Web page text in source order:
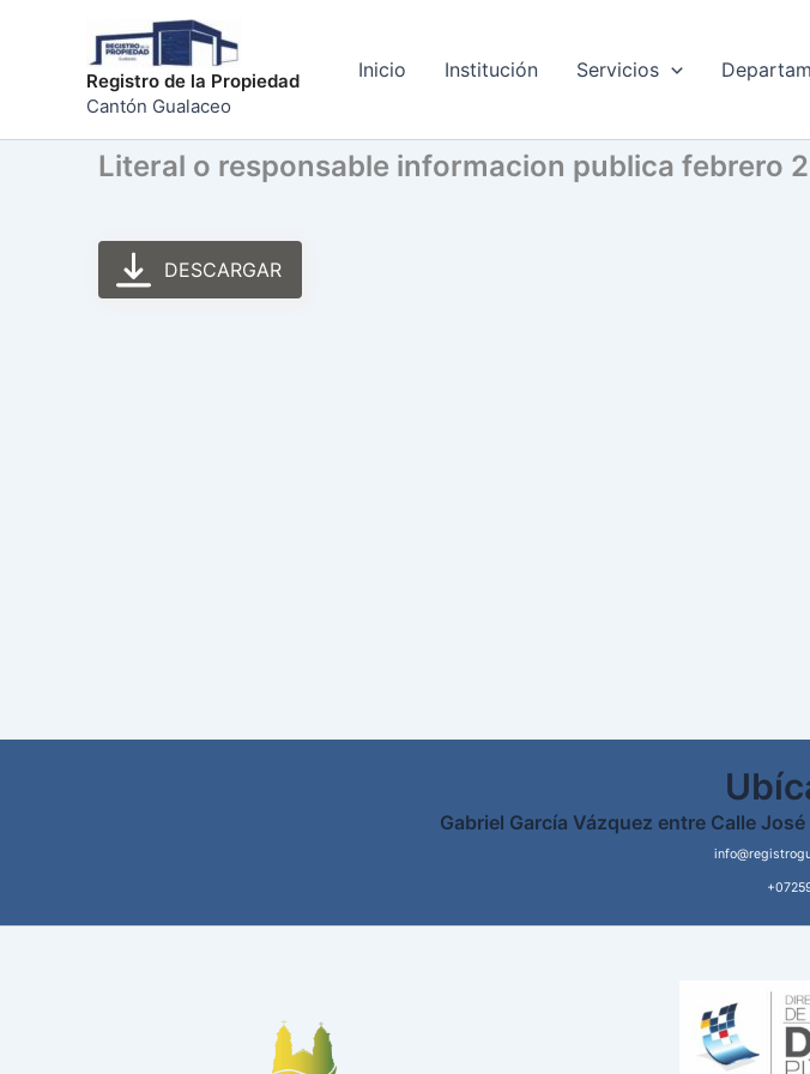
contenidoRegistro de la Propiedad
Cantón Gualaceo
Inicio Institución Servicios
Literal o responsable informacion publica febrero
DESCARGAR
Gabriel García Vázquez entre Calle